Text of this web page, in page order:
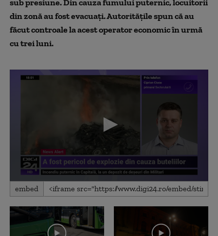
sub presiune. Din cauza fumuluiputernic, locuitorii
din zonă au fost evacuați.Autoritățile spun că au
făcut controale la acest operator economicîn urmă
cu trei luni.
0
seconds
3
minutes,
48
seconds
embed